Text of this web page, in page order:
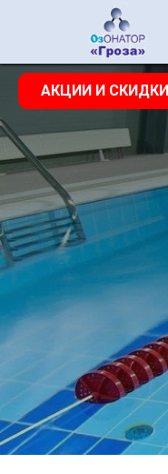
АКЦИИ И СКИДКИ